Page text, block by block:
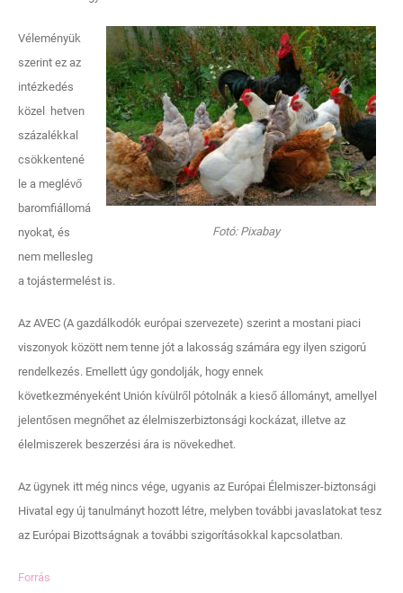
Fotó: Pixabay
Véleményük
szerint ez az
intézkedés
közel hetven
százalékkal
csökkentené
le a meglévő
baromfiállomá
nyokat, és
nem mellesleg
a tojástermelést is.
Az AVEC (A gazdálkodók európai szervezete) szerint a mostani piaci
viszonyok között nem tenne jót a lakosság számára egy ilyen szigorú
rendelkezés. Emellett úgy gondolják, hogy ennek
következményeként Unión kívülről pótolnák a kieső állományt, amellyel
jelentősen megnőhet az élelmiszerbiztonsági kockázat, illetve az
élelmiszerek beszerzési ára is növekedhet.
Az ügynek itt még nincs vége, ugyanis az Európai Élelmiszer-biztonsági
Hivatal egy új tanulmányt hozott létre, melyben további javaslatokat tesz
az Európai Bizottságnak a további szigorításokkal kapcsolatban.
Forrás